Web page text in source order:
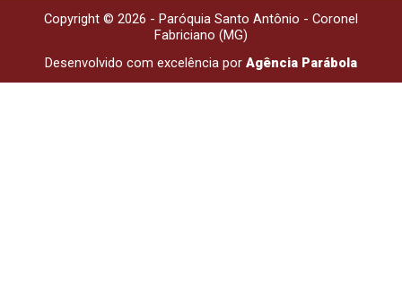
Copyright © 2026 - Paróquia Santo Antônio - Coronel
Fabriciano (MG)
Desenvolvido com excelência por Agência Parábola